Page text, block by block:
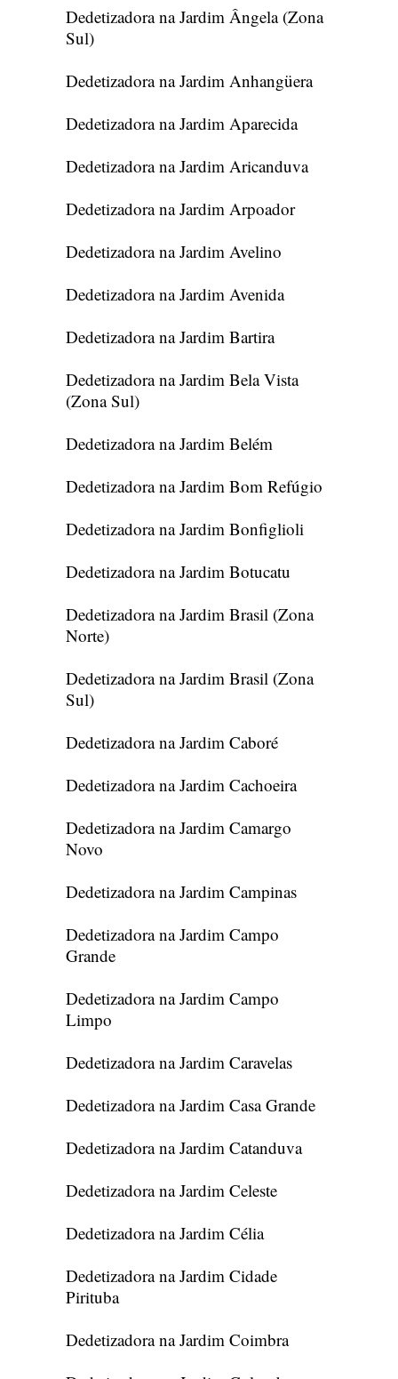
Dedetizadora na Jardim Ângela (Zona
Sul)
Dedetizadora na Jardim Anhangüera
Dedetizadora na Jardim Aparecida
Dedetizadora na Jardim Aricanduva
Dedetizadora na Jardim Arpoador
Dedetizadora na Jardim Avelino
Dedetizadora na Jardim Avenida
Dedetizadora na Jardim Bartira
Dedetizadora na Jardim Bela Vista
(Zona Sul)
Dedetizadora na Jardim Belém
Dedetizadora na Jardim Bom Refúgio
Dedetizadora na Jardim Bonfiglioli
Dedetizadora na Jardim Botucatu
Dedetizadora na Jardim Brasil (Zona
Norte)
Dedetizadora na Jardim Brasil (Zona
Sul)
Dedetizadora na Jardim Caboré
Dedetizadora na Jardim Cachoeira
Dedetizadora na Jardim Camargo
Novo
Dedetizadora na Jardim Campinas
Dedetizadora na Jardim Campo
Grande
Dedetizadora na Jardim Campo
Limpo
Dedetizadora na Jardim Caravelas
Dedetizadora na Jardim Casa Grande
Dedetizadora na Jardim Catanduva
Dedetizadora na Jardim Celeste
Dedetizadora na Jardim Célia
Dedetizadora na Jardim Cidade
Pirituba
Dedetizadora na Jardim Coimbra